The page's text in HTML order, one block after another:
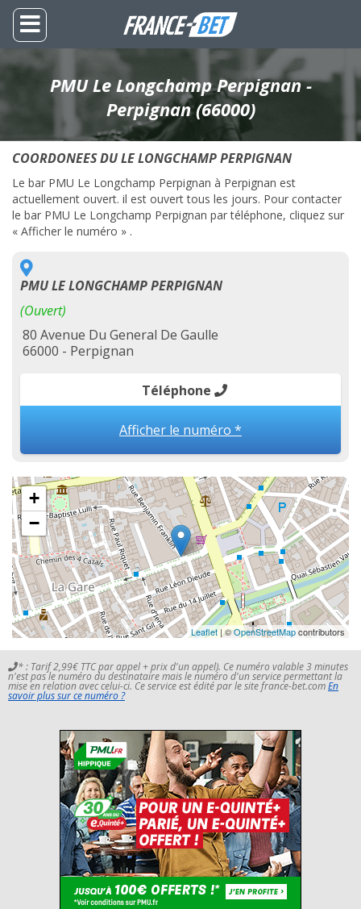
PMU Le Longchamp Perpignan -
Perpignan (66000)
COORDONEES DU LE LONGCHAMP PERPIGNAN
Le bar PMU Le Longchamp Perpignan à Perpignan est
actuellement ouvert. il est ouvert tous les jours. Pour contacter
le bar PMU Le Longchamp Perpignan par téléphone, cliquez sur
« Afficher le numéro » .
PMU LE LONGCHAMP PERPIGNAN
(Ouvert)
80 Avenue Du General De Gaulle
66000 - Perpignan
Téléphone
Afficher le numéro *
+
−
Leaflet| ©OpenStreetMapcontributors
* : Tarif 2,99€ TTC par appel + prix d'un appel). Ce numéro valable 3 minutes
n'est pas le numéro du destinataire mais le numéro d'un service permettant la
mise en relation avec celui-ci. Ce service est édité par le site france-bet.comEn
savoir plus sur ce numéro ?